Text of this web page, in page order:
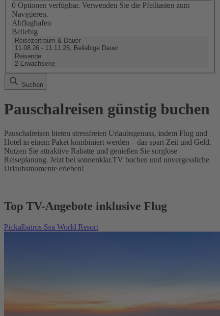
0 Optionen verfügbar. Verwenden Sie die Pfeiltasten zum
Navigieren.
Abflughafen
Beliebig
Reisezeitraum & Dauer
11.08.26 - 11.11.26, Beliebige Dauer
Reisende
2 Erwachsene
Suchen
Pauschalreisen günstig buchen
Pauschalreisen bieten stressfreien Urlaubsgenuss, indem Flug und
Hotel in einem Paket kombiniert werden – das spart Zeit und Geld.
Nutzen Sie attraktive Rabatte und genießen Sie sorglose
Reiseplanung. Jetzt bei sonnenklar.TV buchen und unvergessliche
Urlaubsmomente erleben!
Top TV-Angebote inklusive Flug
Pickalbatros Sea World Resort